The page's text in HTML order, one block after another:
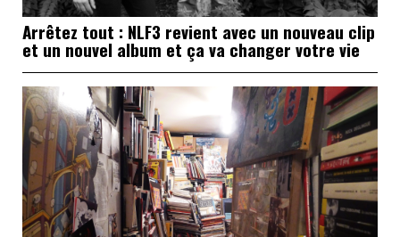
Arrêtez tout : NLF3 revient avec un nouveau clip
et un nouvel album et ça va changer votre vie